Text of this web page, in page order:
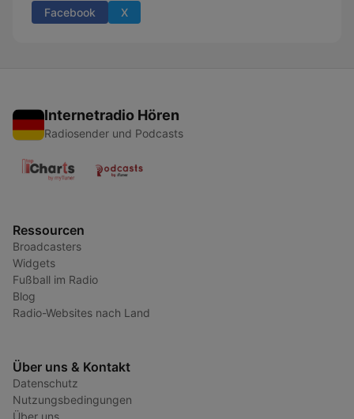
Facebook X
Internetradio Hören
Radiosender und Podcasts
Ressourcen
Broadcasters
Widgets
Fußball im Radio
Blog
Radio-Websites nach Land
Über uns & Kontakt
Datenschutz
Nutzungsbedingungen
Über uns